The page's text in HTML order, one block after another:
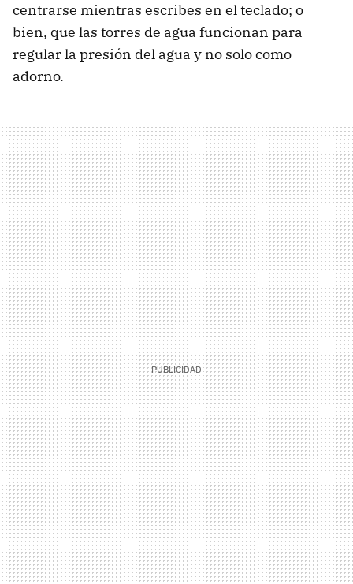
centrarse mientras escribes en el teclado; o
bien, que las torres de agua funcionan para
regular la presión del agua y no solo como
adorno.